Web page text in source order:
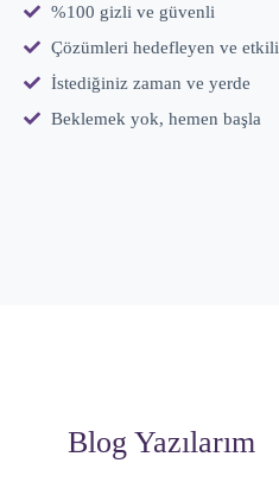
%100 gizli ve güvenli
Çözümleri hedefleyen ve etkili
İstediğiniz zaman ve yerde
Beklemek yok, hemen başla
Blog Yazılarım